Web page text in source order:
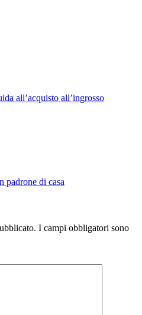
all’acquisto all’ingrosso
padrone di casa
I campi obbligatori sono